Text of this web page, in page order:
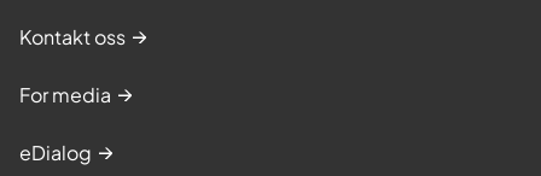
Kontakt oss
For media
eDialog